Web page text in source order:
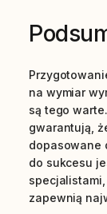
na wymiar
są tego
gwarantują,
dopasowane
do sukcesu
zapewnią